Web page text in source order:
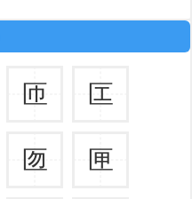
匝 匞
匢 匣